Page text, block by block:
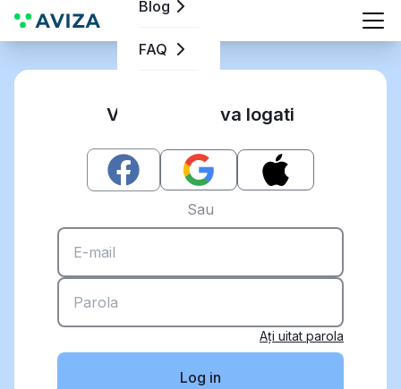
Blog
FAQ
Va rugam sa va logati
Sau
Aţi uitat parola
Log in